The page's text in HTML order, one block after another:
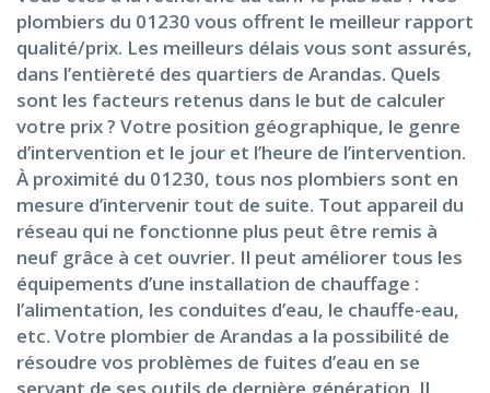
plombiers du 01230 vous offrent le meilleur rapport
qualité/prix. Les meilleurs délais vous sont assurés,
dans l’entièreté des quartiers de Arandas. Quels
sont les facteurs retenus dans le but de calculer
votre prix ? Votre position géographique, le genre
d’intervention et le jour et l’heure de l’intervention.
À proximité du 01230, tous nos plombiers sont en
mesure d’intervenir tout de suite. Tout appareil du
réseau qui ne fonctionne plus peut être remis à
neuf grâce à cet ouvrier. Il peut améliorer tous les
équipements d’une installation de chauffage :
l’alimentation, les conduites d’eau, le chauffe-eau,
etc. Votre plombier de Arandas a la possibilité de
résoudre vos problèmes de fuites d’eau en se